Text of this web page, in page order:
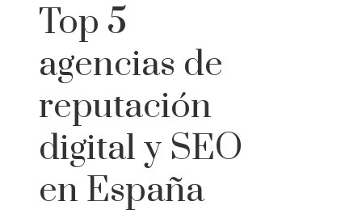
Top 5
agencias de
reputación
digital y SEO
en España